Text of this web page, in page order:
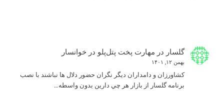
گلسار در مهارت پخت پتل‌پلو در خوانسار
بهمن ۱۲, ۱۴۰۱
كشاورزان و دامداران ديگر نگران حضور دلال ها نباشند با نصب
برنامه گلسار از بازار هر چي دارين بدون واسطه…